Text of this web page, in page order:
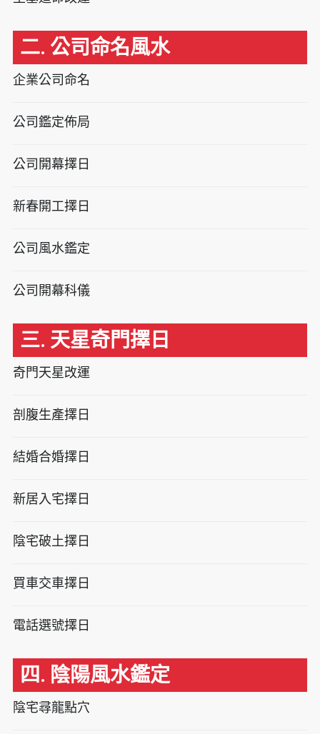
二. 公司命名風水
企業公司命名
公司鑑定佈局
公司開幕擇日
新春開工擇日
公司風水鑑定
公司開幕科儀
三. 天星奇門擇日
奇門天星改運
剖腹生產擇日
結婚合婚擇日
新居入宅擇日
陰宅破土擇日
買車交車擇日
電話選號擇日
四. 陰陽風水鑑定
陰宅尋龍點穴